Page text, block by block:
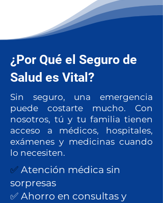
¿Por Qué el Seguro de
Salud es Vital?
Sin seguro, una emergencia
puede costarte mucho. Con
nosotros, tú y tu familia tienen
acceso a médicos, hospitales,
exámenes y medicinas cuando
lo necesiten.
✅ Atención médica sin
sorpresas
✅ Ahorro en consultas y